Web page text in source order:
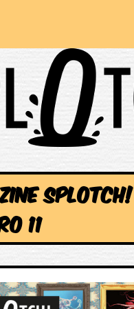
SPLOTCH!
11